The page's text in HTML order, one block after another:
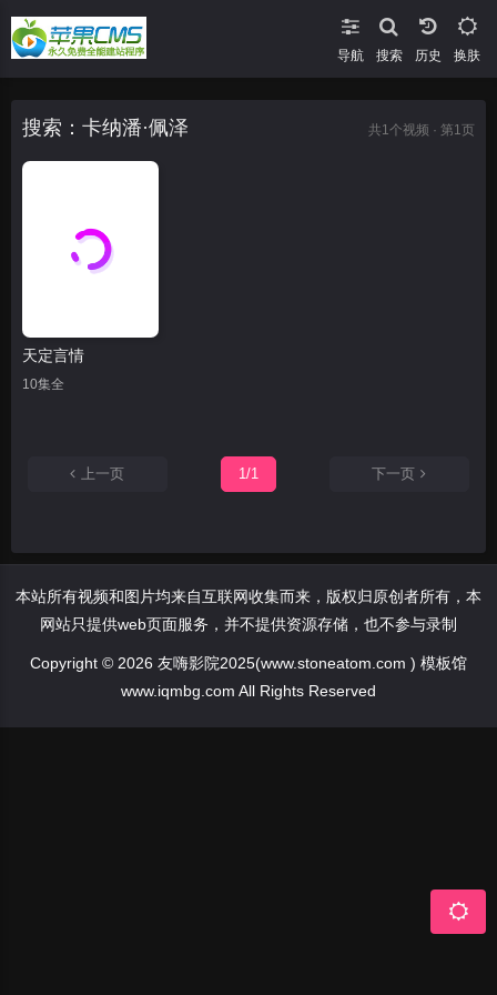
导航 搜索 换肤
搜索：卡纳潘·佩泽 共1 个视频 · 第1页
天定言情
10集全
上一页 1/1 下一页
本站所有视频和图片均来自互联网收集而来，版权归原创者所有，本
网站只提供web页面服务，并不提供资源存储，也不参与录制
Copyright © 2026 友嗨影院2025(www.stoneatom.com ) 模板馆
www.iqmbg.com All Rights Reserved